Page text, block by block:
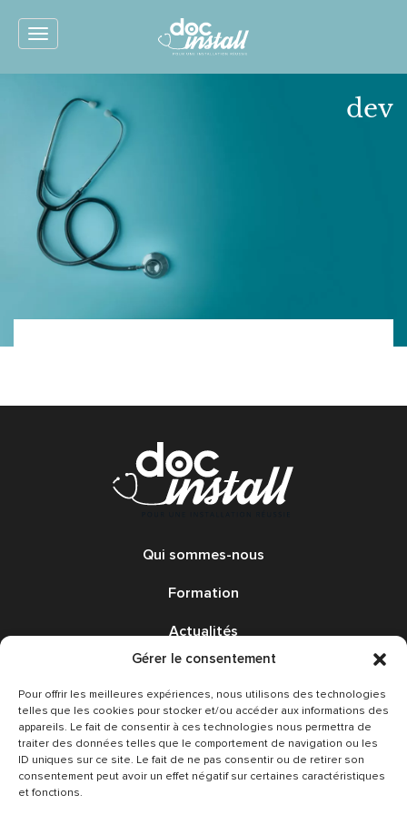
Gérer le consentement
Pour offrir les meilleures expériences, nous utilisons des technologies
telles que les cookies pour stocker et/ou accéder aux informations des
appareils. Le fait de consentir à ces technologies nous permettra de
traiter des données telles que le comportement de navigation ou les
ID uniques sur ce site. Le fait de ne pas consentir ou de retirer son
consentement peut avoir un effet négatif sur certaines caractéristiques
et fonctions.
Toggle
dev
Qui sommes-nous
Formation
Actualités
Avis
Nous contacter
Conditions Générales